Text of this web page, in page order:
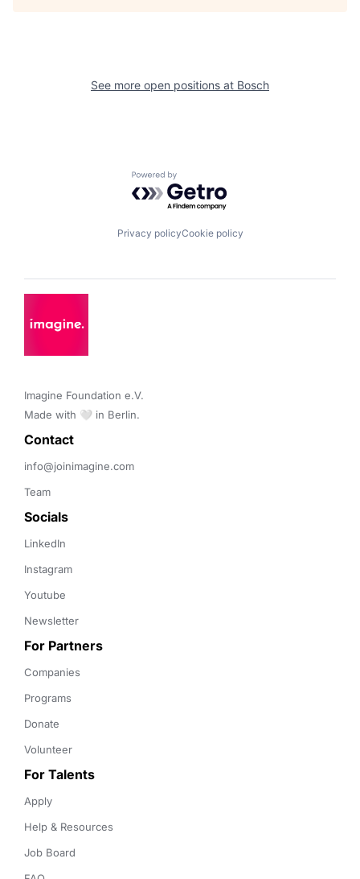
See more open positions at Bosch
Powered by Getro.com
Privacy policyCookie policy
Imagine Foundation e.V.
Made with 🤍 in Berlin.
Contact
info@joinimagine.com
Team
Socials
LinkedIn
Instagram
Youtube
Newsletter
For Partners
Companies
Programs
Donate
Volunteer
For Talents
Apply
Help & Resources
Job Board